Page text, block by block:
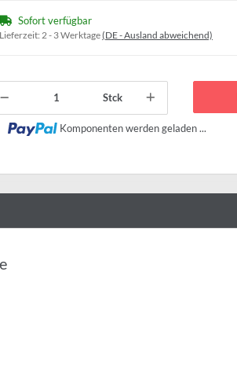
Sofort verfügbar
Lieferzeit: 2 - 3 Werktage(DE - Ausland abweichend)
Stck
Komponenten werden geladen ...